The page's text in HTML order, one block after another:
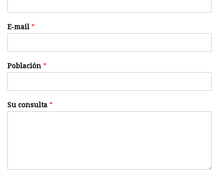
E-mail *
Población *
Su consulta *